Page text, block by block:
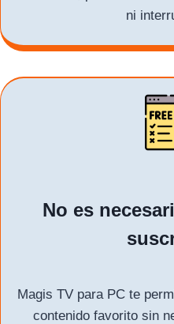
ni
No es
Magis TV para PC te
contenido favorito sin